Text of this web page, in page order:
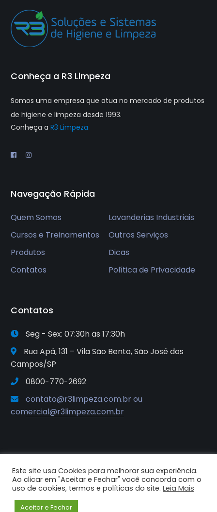
Conheça a R3 Limpeza
Somos uma empresa que atua no mercado de produtos
de higiene e limpeza desde 1993.
Conheça aR3 Limpeza
Navegação Rápida
Quem Somos
Lavanderias Industriais
Cursos e Treinamentos
Outros Serviços
Produtos
Dicas
Contatos
Política de Privacidade
Contatos
Seg - Sex: 07:30h as 17:30h
Rua Apá, 131 – Vila São Bento, São José dos
Campos/SP
0800-770-2692
contato@r3limpeza.com.br ou
comercial@r3limpeza.com.br
2025© R3 Soluções e Sistemas de
Higiene e Limpeza. Todos os
direitos reservados.
Este site usa Cookies para melhorar sua experiência.
Ao clicar em "Aceitar e Fechar" você concorda com o
uso de cookies, termos e políticas do site. Leia Mais
Aceitar e Fechar